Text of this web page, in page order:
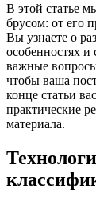
В этой статье
брусом: от его
Вы узнаете о
особенностях
важные
чтобы ваша
конце статьи
практические
материала.